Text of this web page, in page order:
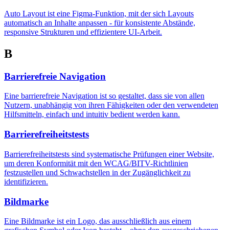
Auto Layout ist eine Figma-Funktion, mit der sich Layouts
automatisch an Inhalte anpassen - für konsistente Abstände,
responsive Strukturen und effizientere UI-Arbeit.
B
Barrierefreie Navigation
Eine barrierefreie Navigation ist so gestaltet, dass sie von allen
Nutzern, unabhängig von ihren Fähigkeiten oder den verwendeten
Hilfsmitteln, einfach und intuitiv bedient werden kann.
Barrierefreiheitstests
Barrierefreiheitstests sind systematische Prüfungen einer Website,
um deren Konformität mit den WCAG/BITV-Richtlinien
festzustellen und Schwachstellen in der Zugänglichkeit zu
identifizieren.
Bildmarke
Eine Bildmarke ist ein Logo, das ausschließlich aus einem